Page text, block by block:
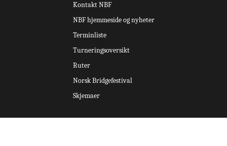
Kontakt NBF
NBF hjemmeside og nyheter
Terminliste
Turneringsoversikt
Ruter
Norsk Bridgefestival
Skjemaer